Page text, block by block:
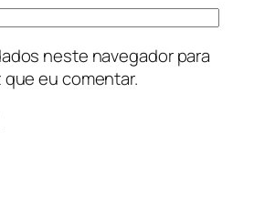
neste navegador para
que eu comentar.